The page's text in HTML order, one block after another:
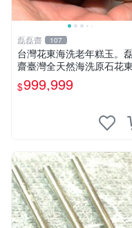
磊磊齋 107
台灣花東海洗老年糕玉。
齋臺灣全天然海洗原石花
東海岸台灣藍寶石東玉東海
心臟石皮蛋青老麥芽年糕黑
碧玉髓秀姑玉鳳梨芋仔玉
$999,999